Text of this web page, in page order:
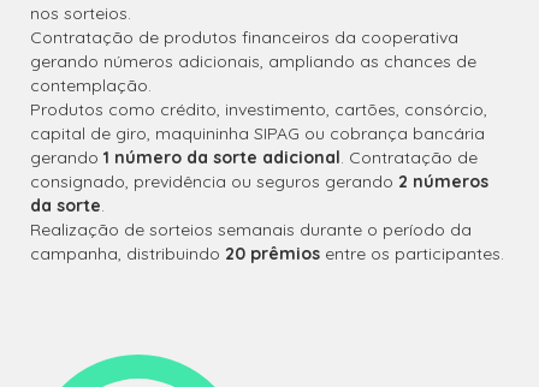
nos sorteios.
Contratação de produtos financeiros da cooperativa
gerando números adicionais, ampliando as chances de
contemplação.
Produtos como crédito, investimento, cartões, consórcio,
capital de giro, maquininha SIPAG ou cobrança bancária
gerando 1 número da sorte adicional. Contratação de
consignado, previdência ou seguros gerando 2 números
da sorte.
Realização de sorteios semanais durante o período da
campanha, distribuindo 20 prêmios entre os participantes.